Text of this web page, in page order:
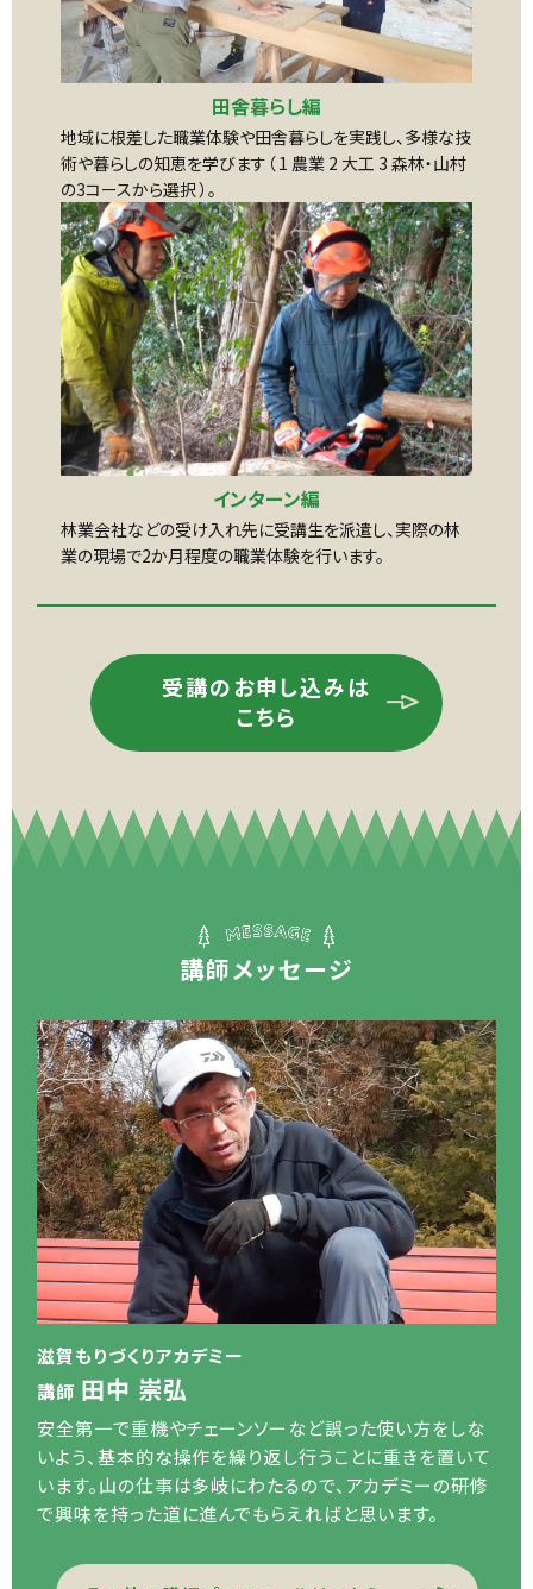
田舎暮らし編
地域に根差した職業体験や田舎暮らしを実践し、多様な技
術や暮らしの知恵を学びます（ 1 農業 2 大工 3 森林・山村
の3コースから選択 ）。
インターン編
林業会社などの受け入れ先に受講生を派遣し、実際の林
業の現場で2か月程度の職業体験を行います。
受講のお申し込みは
こちら
講師メッセージ
滋賀もりづくりアカデミー
講師 田中 崇弘
安全第一で重機やチェーンソーなど誤った使い方をしな
いよう、基本的な操作を繰り返し行うことに重きを置いて
います。山の仕事は多岐にわたるので、アカデミーの研修
で興味を持った道に進んでもらえればと思います。